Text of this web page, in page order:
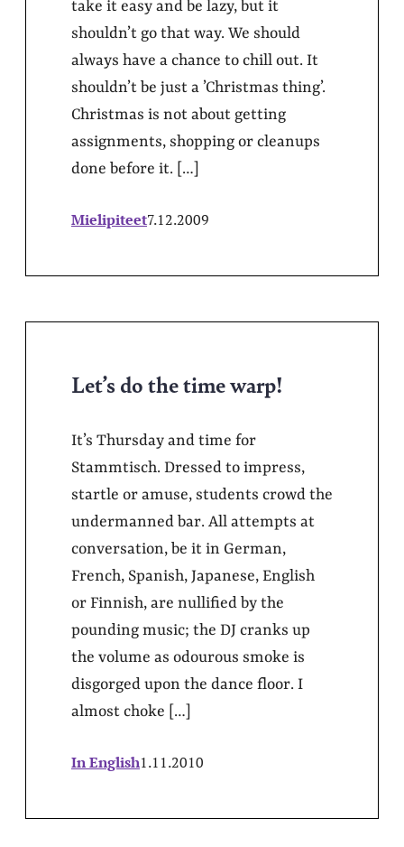
take it easy and be lazy, but it
shouldn’t go that way. We should
always have a chance to chill out. It
shouldn’t be just a ’Christmas thing’.
Christmas is not about getting
assignments, shopping or cleanups
done before it. […]
Mielipiteet7.12.2009
Let’s do the time warp!
It’s Thursday and time for
Stammtisch. Dressed to impress,
startle or amuse, students crowd the
undermanned bar. All attempts at
conversation, be it in German,
French, Spanish, Japanese, English
or Finnish, are nullified by the
pounding music; the DJ cranks up
the volume as odourous smoke is
disgorged upon the dance floor. I
almost choke […]
In English1.11.2010